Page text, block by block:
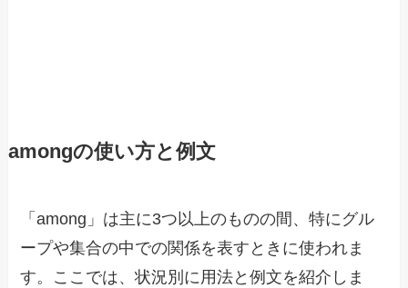
amongの使い方と例文
「among」は主に3つ以上のものの間、特にグル
ープや集合の中での関係を表すときに使われま
す。ここでは、状況別に用法と例文を紹介しま